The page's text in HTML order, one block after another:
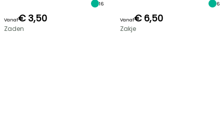
16
Vanaf€ 3,50
Zaden
6
Vanaf€ 6,50
Zakje